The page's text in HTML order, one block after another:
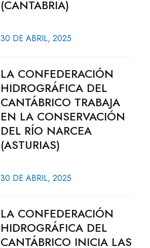
(CANTABRIA)
30 DE ABRIL, 2025
LA CONFEDERACIÓN
HIDROGRÁFICA DEL
CANTÁBRICO TRABAJA
EN LA CONSERVACIÓN
DEL RÍO NARCEA
(ASTURIAS)
30 DE ABRIL, 2025
LA CONFEDERACIÓN
HIDROGRÁFICA DEL
CANTÁBRICO INICIA LAS